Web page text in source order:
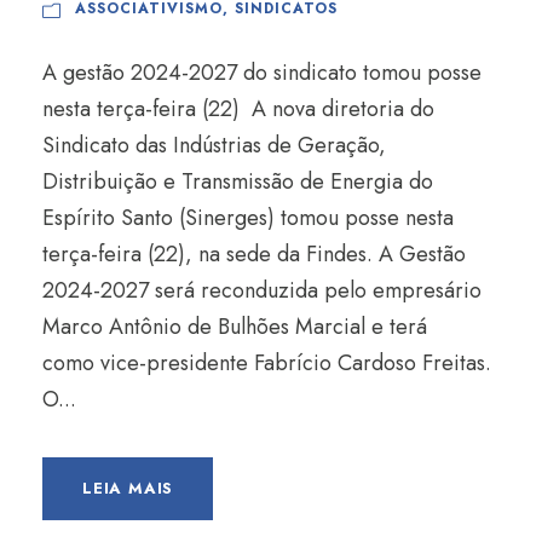
ASSOCIATIVISMO, SINDICATOS
A gestão 2024-2027 do sindicato tomou posse
nesta terça-feira (22) A nova diretoria do
Sindicato das Indústrias de Geração,
Distribuição e Transmissão de Energia do
Espírito Santo (Sinerges) tomou posse nesta
terça-feira (22), na sede da Findes. A Gestão
2024-2027 será reconduzida pelo empresário
Marco Antônio de Bulhões Marcial e terá
como vice-presidente Fabrício Cardoso Freitas.
O...
LEIA MAIS